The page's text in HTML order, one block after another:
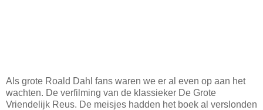
Als grote Roald Dahl fans waren we er al even op aan het
wachten. De verfilming van de klassieker De Grote
Vriendelijk Reus. De meisjes hadden het boek al verslonden